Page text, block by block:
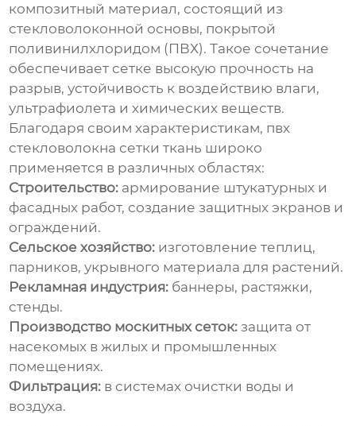
композитный материал, состоящий из
стекловолоконной основы, покрытой
поливинилхлоридом (ПВХ). Такое сочетание
обеспечивает сетке высокую прочность на
разрыв, устойчивость к воздействию влаги,
ультрафиолета и химических веществ.
Благодаря своим характеристикам, пвх
стекловолокна сетки ткань широко
применяется в различных областях:
Строительство: армирование штукатурных и
фасадных работ, создание защитных экранов и
ограждений.
Сельское хозяйство: изготовление теплиц,
парников, укрывного материала для растений.
Рекламная индустрия: баннеры, растяжки,
стенды.
Производство москитных сеток: защита от
насекомых в жилых и промышленных
помещениях.
Фильтрация: в системах очистки воды и
воздуха.